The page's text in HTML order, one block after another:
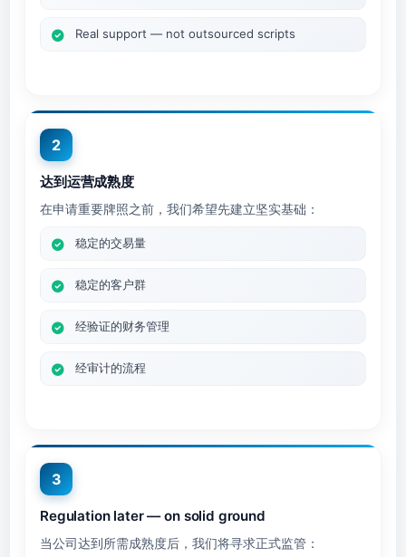
Real support — not outsourced scripts
2
达到运营成熟度
在申请重要牌照之前，我们希望先建立坚实基础：
稳定的交易量
稳定的客户群
经验证的财务管理
经审计的流程
3
Regulation later — on solid ground
当公司达到所需成熟度后，我们将寻求正式监管：